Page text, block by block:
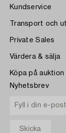
Kundservice
Transport och
Private Sales
Värdera & sälja
Köpa på auktion
Nyhetsbrev